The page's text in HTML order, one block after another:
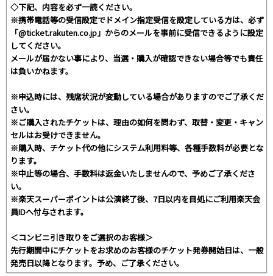
◇下記、内容を必ず一読ください。
※携帯電話等の受信設定でドメイン指定受信を設定している方は、必ず
「@ticket.rakuten.co.jp」からのメールを事前に受信できるように設定
してください。
メールが届かない事により、当選・購入が確認できない場合等でも責任
は負いかねます。
※申込時には、残席状況が変動している場合がありますのでご了承くだ
さい。
※ご購入されたチケットは、理由の如何を問わず、取替・変更・キャン
セルはお受けできません。
※購入時、チケット代の他にシステム利用料等、各種手数料が必要とな
ります。
※中止等の場合、手数料は返金いたしませんので、予めご了承くださ
い。
※楽天スーパーポイントは公演終了後、7日以内を目処にご利用楽天会
員IDへ付与されます。
＜コンビニ引き取りをご選択のお客様＞
先行期間中にチケットをお求めのお客様のチケット発券開始日は、一般
発売日以降となります。予め、ご了承ください。